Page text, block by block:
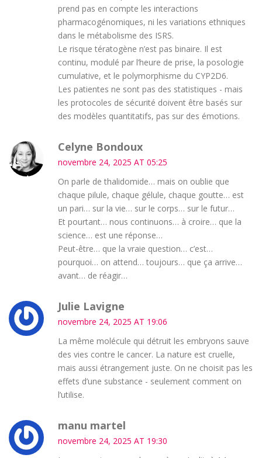
prend pas en compte les interactions
pharmacogénomiques, ni les variations ethniques
dans le métabolisme des ISRS.
Le risque tératogène n’est pas binaire. Il est
continu, modulé par l’heure de prise, la posologie
cumulative, et le polymorphisme du CYP2D6.
Les patientes ne sont pas des statistiques - mais
les protocoles de sécurité doivent être basés sur
des modèles quantitatifs, pas sur des émotions.
Celyne Bondoux
novembre 24, 2025 AT 05:25
On parle de thalidomide… mais on oublie que
chaque pilule, chaque gélule, chaque goutte… est
un pari… sur la vie… sur le corps… sur le futur…
Et pourtant… nous continuons… à croire… que la
science… est une réponse…
Peut-être… que la vraie question… c’est…
pourquoi… on attend… toujours… que ça arrive…
avant… de réagir…
Julie Lavigne
novembre 24, 2025 AT 19:06
La même molécule qui détruit les embryons sauve
des vies contre le cancer. La nature est cruelle,
mais aussi étrangement juste. On ne choisit pas les
effets d’une substance - seulement comment on
l’utilise.
manu martel
novembre 24, 2025 AT 19:30